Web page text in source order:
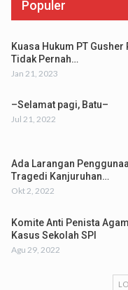
Populer
Kuasa Hukum PT
Tidak Pernah…
Jan 21, 2023
–Selamat pagi, Batu–
Jul 21, 2022
Ada Larangan
Tragedi Kanjuruhan…
Okt 2, 2022
Komite Anti Penista
Kasus Sekolah SPI
Agu 29, 2022